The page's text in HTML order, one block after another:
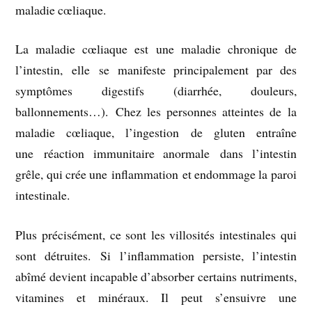
maladie cœliaque.
La maladie cœliaque est une maladie chronique de
l’intestin, elle se manifeste principalement par des
symptômes digestifs (diarrhée, douleurs,
ballonnements…). Chez les personnes atteintes de la
maladie cœliaque, l’ingestion de gluten entraîne
une réaction immunitaire anormale dans l’intestin
grêle, qui crée une inflammation et endommage la paroi
intestinale.
Plus précisément, ce sont les villosités intestinales qui
sont détruites. Si l’inflammation persiste, l’intestin
abîmé devient incapable d’absorber certains nutriments,
vitamines et minéraux. Il peut s’ensuivre une